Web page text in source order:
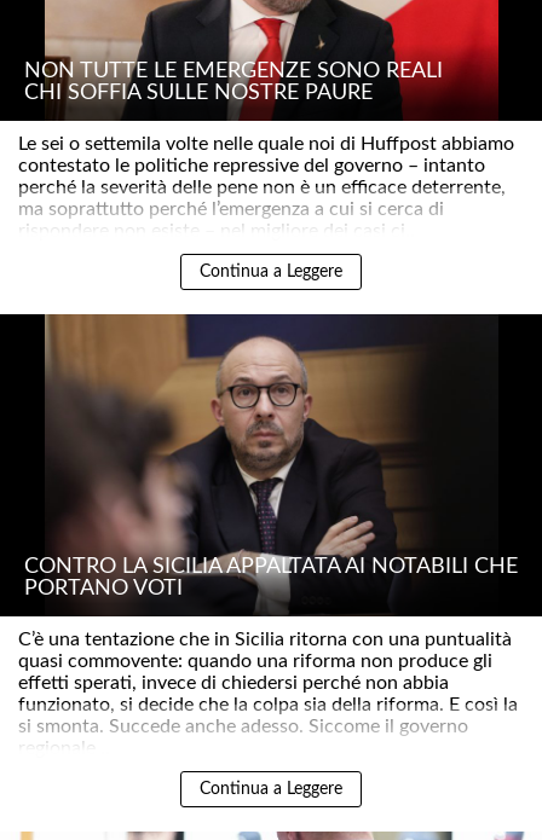
NON TUTTE LE EMERGENZE SONO REALI
CHI SOFFIA SULLE NOSTRE PAURE
Le sei o settemila volte nelle quale noi di Huffpost abbiamo
contestato le politiche repressive del governo – intanto
perché la severità delle pene non è un efficace deterrente,
ma soprattutto perché l’emergenza a cui si cerca di
rispondere non esiste – nel migliore dei casi ci..
Continua a Leggere
CONTRO LA SICILIA APPALTATA AI NOTABILI CHE
PORTANO VOTI
C’è una tentazione che in Sicilia ritorna con una puntualità
quasi commovente: quando una riforma non produce gli
effetti sperati, invece di chiedersi perché non abbia
funzionato, si decide che la colpa sia della riforma. E così la
si smonta. Succede anche adesso. Siccome il governo
regionale ..
Continua a Leggere